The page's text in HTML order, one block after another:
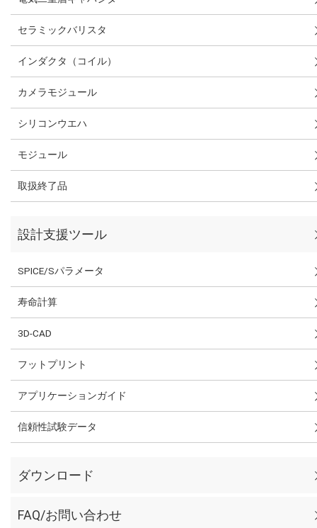
セラミックバリスタ
インダクタ（コイル）
カメラモジュール
シリコンウエハ
モジュール
取扱終了品
設計支援ツール
SPICE/Sパラメータ
寿命計算
3D-CAD
フットプリント
アプリケーションガイド
信頼性試験データ
ダウンロード
FAQ/お問い合わせ